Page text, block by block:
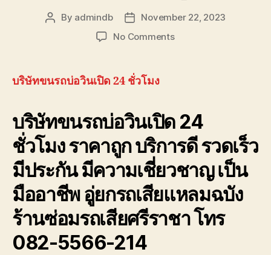
Post
By admindb
Post
date
November 22, 2023
No Commentson
เปิด
24
ชั่วโมง
โทร
082-
6214
ราคา
ถูก
บริษัทขนรถบ่อวินเปิด 24 ชั่วโมง
บริษัทขนรถบ่อวินเปิด 24
ชั่วโมง ราคาถูก บริการดี รวดเร็ว
มีประกัน มีความเชี่ยวชาญ เป็น
มืออาชีพ อู่ยกรถเสียแหลมฉบัง
ร้านซ่อมรถเสียศรีราชา โทร
082-5566-214